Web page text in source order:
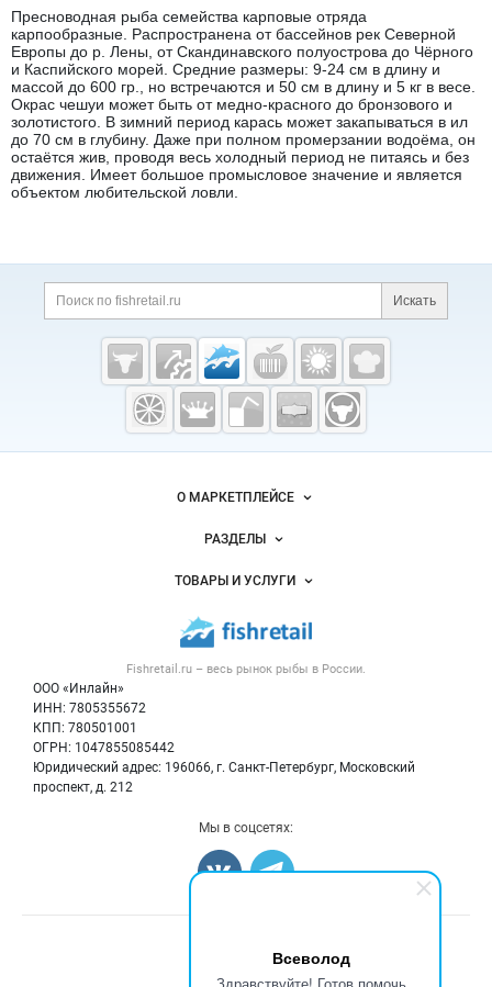
Всеволод
Пресноводная рыба семейства карповые отряда
карпообразные. Распространена от бассейнов рек Северной
Европы до р. Лены, от Скандинавского полуострова до Чёрного
и Каспийского морей. Средние размеры: 9-24 см в длину и
массой до 600 гр., но встречаются и 50 см в длину и 5 кг в весе.
Окрас чешуи может быть от медно-красного до бронзового и
золотистого. В зимний период карась может закапываться в ил
до 70 см в глубину. Даже при полном промерзании водоёма, он
остаётся жив, проводя весь холодный период не питаясь и без
движения. Имеет большое промысловое значение и является
объектом любительской ловли.
Дополнительная информация
Поиск по сайту и
Искать
Cсылки на полезные проекты
Fishretail.ru —
рыба,
морепродукты
Важные разделы и контакты
Fishretail.ru – весь рынок рыбы в России.
ООО «Инлайн»
ИНН: 7805355672
КПП: 780501001
ОГРН: 1047855085442
Юридический адрес: 196066, г. Санкт-Петербург, Московский
проспект, д. 212
Навигация по сайтуО МАРКЕТПЛЕЙСЕ
Новости Fishretail.ru
Размещение рекламы
Публичная оферта
Контактная информация
Политика обработки персональных данных
РАЗДЕЛЫ
Объявления
Новости рынка
Блог
ТОВАРЫ И УСЛУГИ
Рыба
Икра
Мы в соцсетях:
Счетчики, авторское право, логотипы